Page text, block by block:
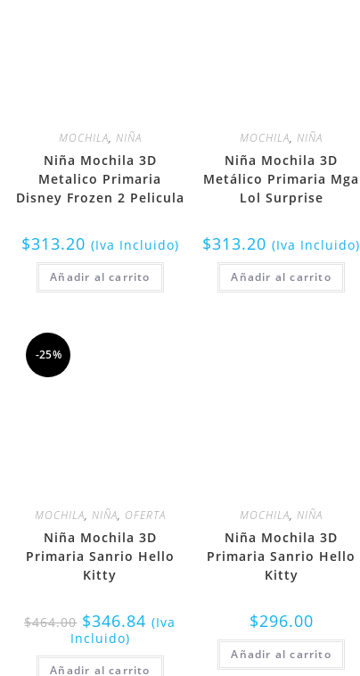
MOCHILA, NIÑA
Niña Mochila 3D
Metalico Primaria
Disney Frozen 2 Pelicula
$313.20 (Iva Incluido)
Añadir al carrito
MOCHILA,NIÑA
Niña Mochila 3D
Metálico Primaria Mga
Lol Surprise
$313.20 (Iva Incluido)
Añadir al carrito
-25%
MOCHILA, NIÑA, OFERTA
Niña Mochila 3D
Primaria Sanrio Hello
Kitty
$464.00 $346.84 (Iva
Incluido)
Añadir al carrito
MOCHILA,NIÑA
Niña Mochila 3D
Primaria Sanrio Hello
Kitty
$296.00
Añadir al carrito